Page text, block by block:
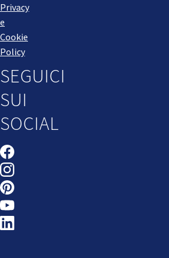
Privacy
e
Cookie
Policy
SEGUICI
SUI
SOCIAL